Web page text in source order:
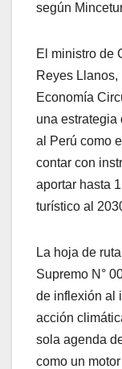
según
El ministro de
Reyes
Economía
una
al Perú como
contar con
aportar hasta
turístico al
La hoja de
Supremo N°
de inflexión al
acción
sola agenda
como un